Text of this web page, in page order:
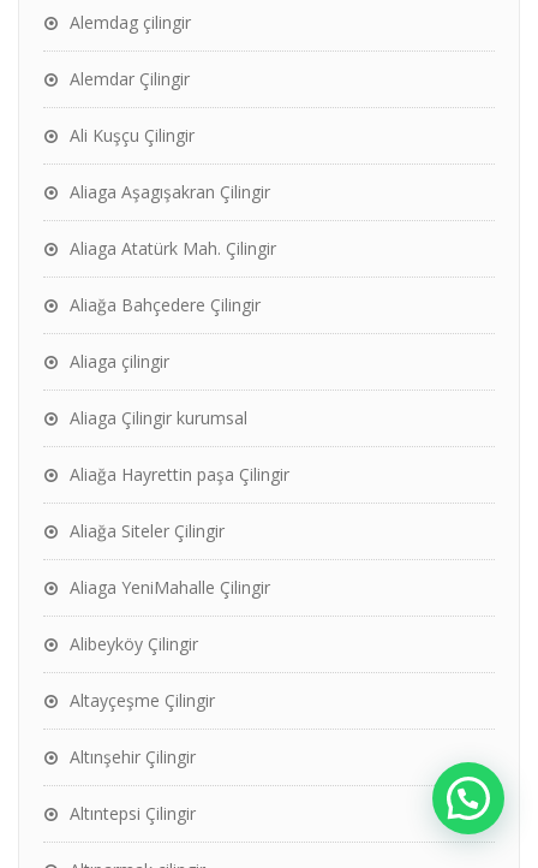
Alemdag çilingir
Alemdar Çilingir
Ali Kuşçu Çilingir
Aliaga Aşagışakran Çilingir
Aliaga Atatürk Mah. Çilingir
Aliağa Bahçedere Çilingir
Aliaga çilingir
Aliaga Çilingir kurumsal
Aliağa Hayrettin paşa Çilingir
Aliağa Siteler Çilingir
Aliaga YeniMahalle Çilingir
Alibeyköy Çilingir
Altayçeşme Çilingir
Altınşehir Çilingir
Altıntepsi Çilingir